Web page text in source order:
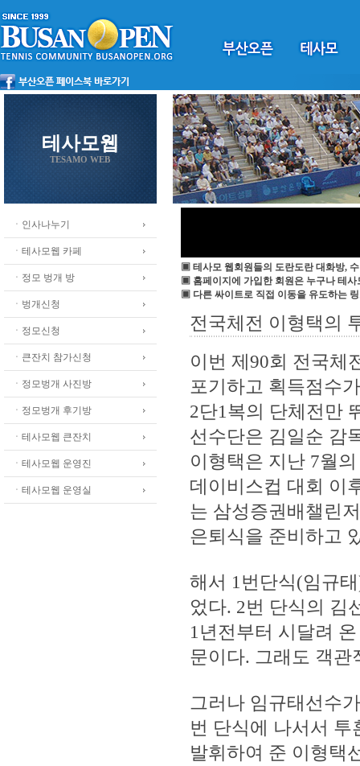
테사모웹
TESAMO WEB
ㆍ인사나누기
ㆍ테사모웹 카페
ㆍ정모 벙개 방
ㆍ벙개신청
ㆍ정모신청
ㆍ큰잔치 참가신청
ㆍ정모벙개 사진방
ㆍ정모벙개 후기방
ㆍ테사모웹 큰잔치
ㆍ테사모웹 운영진
ㆍ테사모웹 운영실
▣ 테사모 웹회원들의 도란도란 대화방,
▣ 홈페이지에 가입한 회원은 누구나 테사
▣ 다른 싸이트로 직접 이동을 유도하는
전국체전 이형택의
이번 제90회 전국체
포기하고 획득점수
2단1복의 단체전만
선수단은 김일순 감
이형택은 지난 7월의
데이비스컵 대회 이
는 삼성증권배챌린
은퇴식을 준비하고
해서 1번단식(임규
었다. 2번 단식의 김
1년전부터 시달려
문이다. 그래도 객관
그러나 임규태선수
번 단식에 나서서 투
발휘하여 준 이형택